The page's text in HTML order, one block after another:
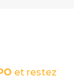
et restez